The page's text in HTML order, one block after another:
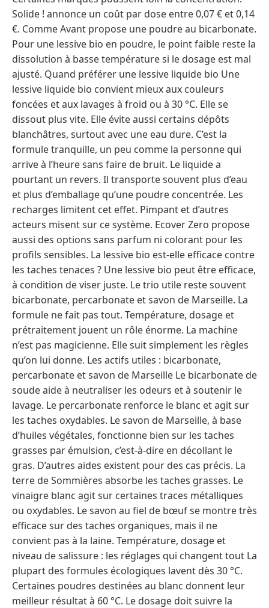
Solide ! annonce un coût par dose entre 0,07 € et 0,14
€. Comme Avant propose une poudre au bicarbonate.
Pour une lessive bio en poudre, le point faible reste la
dissolution à basse température si le dosage est mal
ajusté. Quand préférer une lessive liquide bio Une
lessive liquide bio convient mieux aux couleurs
foncées et aux lavages à froid ou à 30 °C. Elle se
dissout plus vite. Elle évite aussi certains dépôts
blanchâtres, surtout avec une eau dure. C’est la
formule tranquille, un peu comme la personne qui
arrive à l’heure sans faire de bruit. Le liquide a
pourtant un revers. Il transporte souvent plus d’eau
et plus d’emballage qu’une poudre concentrée. Les
recharges limitent cet effet. Pimpant et d’autres
acteurs misent sur ce système. Ecover Zero propose
aussi des options sans parfum ni colorant pour les
profils sensibles. La lessive bio est-elle efficace contre
les taches tenaces ? Une lessive bio peut être efficace,
à condition de viser juste. Le trio utile reste souvent
bicarbonate, percarbonate et savon de Marseille. La
formule ne fait pas tout. Température, dosage et
prétraitement jouent un rôle énorme. La machine
n’est pas magicienne. Elle suit simplement les règles
qu’on lui donne. Les actifs utiles : bicarbonate,
percarbonate et savon de Marseille Le bicarbonate de
soude aide à neutraliser les odeurs et à soutenir le
lavage. Le percarbonate renforce le blanc et agit sur
les taches oxydables. Le savon de Marseille, à base
d’huiles végétales, fonctionne bien sur les taches
grasses par émulsion, c’est-à-dire en décollant le
gras. D’autres aides existent pour des cas précis. La
terre de Sommières absorbe les taches grasses. Le
vinaigre blanc agit sur certaines traces métalliques
ou oxydables. Le savon au fiel de bœuf se montre très
efficace sur des taches organiques, mais il ne
convient pas à la laine. Température, dosage et
niveau de salissure : les réglages qui changent tout La
plupart des formules écologiques lavent dès 30 °C.
Certaines poudres destinées au blanc donnent leur
meilleur résultat à 60 °C. Le dosage doit suivre la